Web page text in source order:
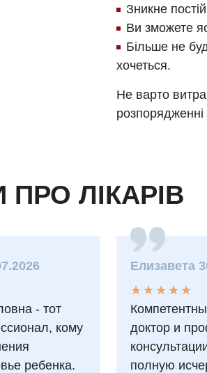
Зникне
Ви зможете
Більше не
хочеться.
Не варто
розпорядженні
ПРО ЛІКАРІВ
- тот
кому
ребенка.
Елизавета
★
★
★
★
★
★ ★ ★ ★ ★
доктор и
полную